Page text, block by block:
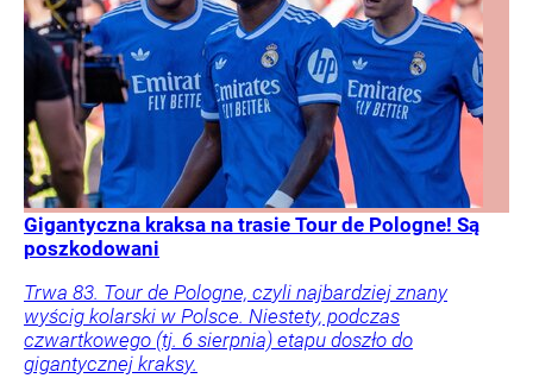
Gigantyczna kraksa na trasie Tour de Pologne! Są
poszkodowani
Trwa 83. Tour de Pologne, czyli najbardziej znany
wyścig kolarski w Polsce. Niestety, podczas
czwartkowego (tj. 6 sierpnia) etapu doszło do
gigantycznej kraksy.